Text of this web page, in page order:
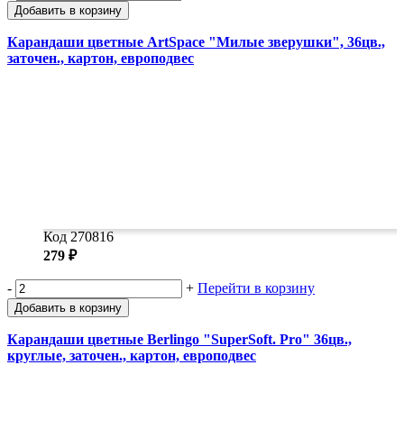
Добавить в корзину
Карандаши цветные ArtSpace "Милые зверушки", 36цв.,
заточен., картон, европодвес
Код 270816
279 ₽
- + Перейти в корзину
Добавить в корзину
Карандаши цветные Berlingo "SuperSoft. Pro" 36цв.,
круглые, заточен., картон, европодвес